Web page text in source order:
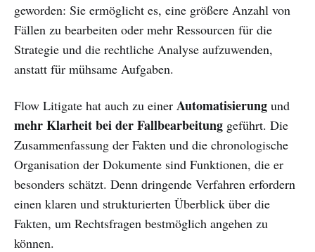
geworden: Sie ermöglicht es, eine größere Anzahl von
Fällen zu bearbeiten oder mehr Ressourcen für die
Strategie und die rechtliche Analyse aufzuwenden,
anstatt für mühsame Aufgaben.
Flow Litigate hat auch zu einer Automatisierung und
mehr Klarheit bei der Fallbearbeitung geführt. Die
Zusammenfassung der Fakten und die chronologische
Organisation der Dokumente sind Funktionen, die er
besonders schätzt. Denn dringende Verfahren erfordern
einen klaren und strukturierten Überblick über die
Fakten, um Rechtsfragen bestmöglich angehen zu
können.